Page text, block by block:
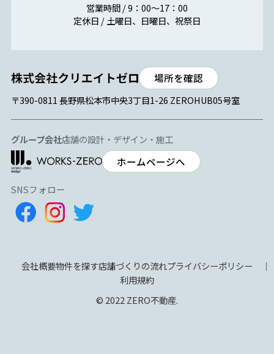
営業時間 / 9：00～17：00
定休日 / 土曜日、日曜日、祝祭日
場所を確認
〒390-0811 長野県松本市中央3丁目1-26 ZEROHUB05号室
グループ会社店舗の設計・デザイン・施工
ホームページへ
SNSフォロー
会社概要物件を探す店舗づくりの流れプライバシーポリシー
利用規約
© 2022 ZERO不動産.